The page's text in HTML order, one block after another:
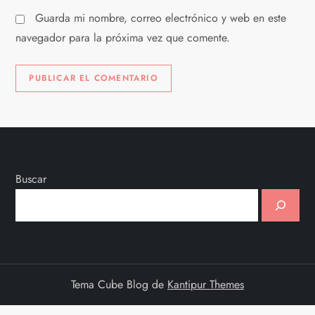
s
Guarda mi nombre, correo electrónico y web en este
navegador para la próxima vez que comente.
Buscar
Tema Cube Blog de Kantipur Themes